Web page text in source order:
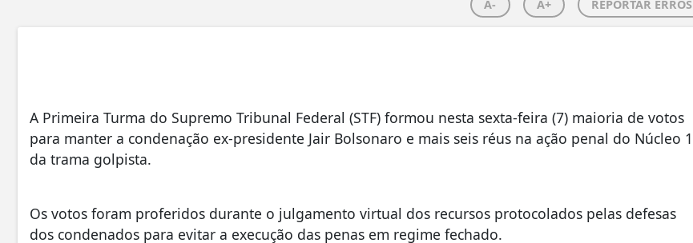
A- A+ REPORTAR ERROS
A Primeira Turma do Supremo Tribunal Federal (STF) formou nesta sexta-feira (7) maioria de votos
para manter a condenação ex-presidente Jair Bolsonaro e mais seis réus na ação penal do Núcleo 1
da trama golpista.
Os votos foram proferidos durante o julgamento virtual dos recursos protocolados pelas defesas
dos condenados para evitar a execução das penas em regime fechado.